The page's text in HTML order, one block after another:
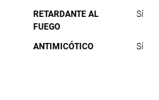
RETARDANTE AL
FUEGO
Sí
ANTIMICÓTICO Sí